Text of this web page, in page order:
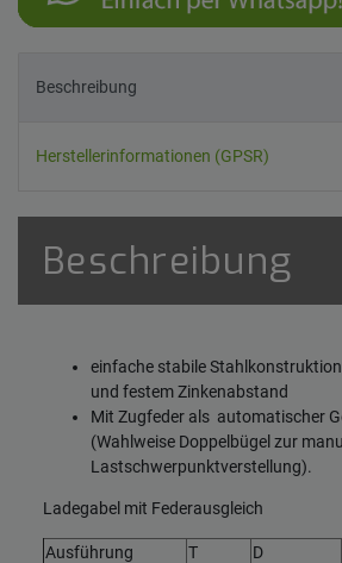
Beschreibung
Herstellerinformationen (GPSR)
Beschreibung
einfache stabile
und festem Zinkenabstand
Mit Zugfeder als automatischer
(Wahlweise Doppelbügel zur
Lastschwerpunktverstellung).
Ladegabel mit Federausgleich
Ausführung T D